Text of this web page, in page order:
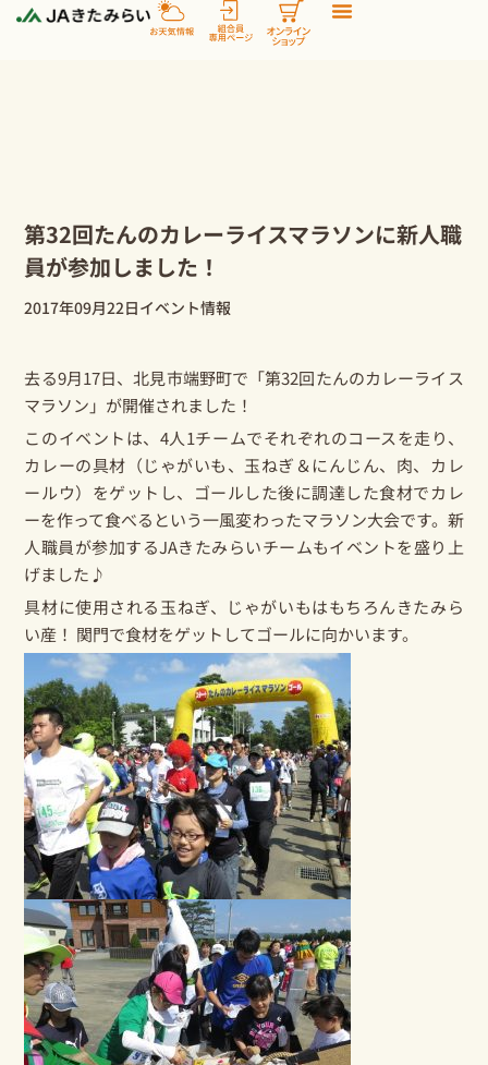
第32回たんのカレーライスマラソンに新人職
員が参加しました！
2017年09月22日イベント情報
去る9月17日、北見市端野町で「第32回たんのカレーライス
マラソン」が開催されました！
このイベントは、4人1チームでそれぞれのコースを走り、
カレーの具材（じゃがいも、玉ねぎ＆にんじん、肉、カレ
ールウ）をゲットし、ゴールした後に調達した食材でカレ
ーを作って食べるという一風変わったマラソン大会です。新
人職員が参加するJAきたみらいチームもイベントを盛り上
げました♪
具材に使用される玉ねぎ、 じゃがいもはもちろんきたみら
い産！ 関門で食材をゲットしてゴールに向かいます。